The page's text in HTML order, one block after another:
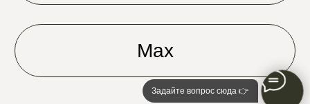
Задайте вопрос сюда 👉